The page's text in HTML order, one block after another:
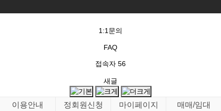
1:1문의
FAQ
접속자 56
새글
이용안내 정회원신청 마이페이지
매매/임대